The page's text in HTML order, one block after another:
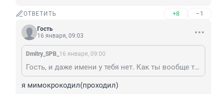
ОТВЕТИТЬ +8 –1
Гость
16 января, 09:03
Dmitry_SPB_ 16 января, 09:00
Гость, и даже имени у тебя нет. Как ты вообще тут оказался?
я мимокрокодил(проходил)